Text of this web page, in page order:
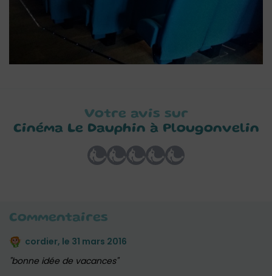
Votre avis sur
Cinéma Le Dauphin à Plougonvelin
Commentaires
cordier, le 31 mars 2016
bonne idée de vacances